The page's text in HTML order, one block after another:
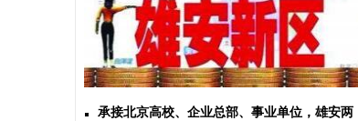
承接北京高校、企业总部、事业单位，雄安两